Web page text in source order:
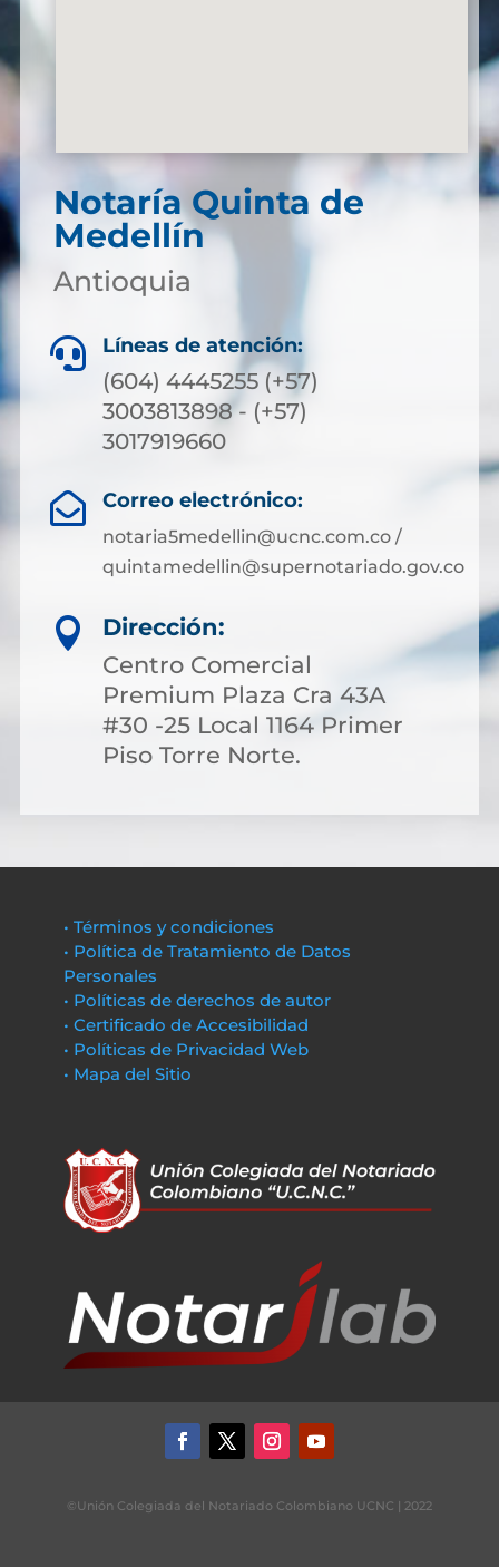
Notaría Quinta de
Medellín
Antioquia
 Líneas de atención:
(604) 4445255 (+57)
3003813898 - (+57)
3017919660
 Correo electrónico:
notaria5medellin@ucnc.com.co /
quintamedellin@supernotariado.gov.co

Dirección:
Centro Comercial
Premium Plaza Cra 43A
#30 -25 Local 1164 Primer
Piso Torre Norte.
• Términos y condiciones
• Política de Tratamiento de Datos
Personales
• Políticas de derechos de autor
• Certificado de Accesibilidad
• Políticas de Privacidad Web
• Mapa del Sitio
©Unión Colegiada del Notariado Colombiano UCNC | 2022